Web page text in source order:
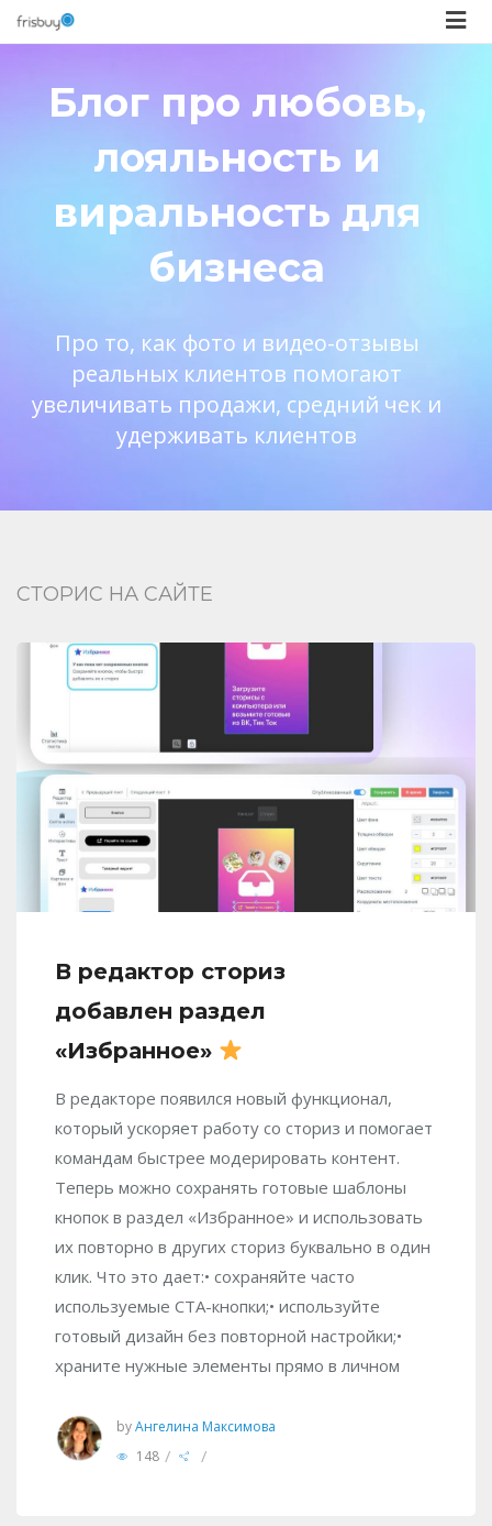
Блог про любовь,
лояльность и
виральность для
бизнеса
Про то, как фото и видео-отзывы
реальных клиентов помогают
увеличивать продажи, средний чек и
удерживать клиентов
СТОРИС НА САЙТЕ
В редактор сториз
добавлен раздел
«Избранное»
В редакторе появился новый функционал,
который ускоряет работу со сториз и помогает
командам быстрее модерировать контент.
Теперь можно сохранять готовые шаблоны
кнопок в раздел «Избранное» и использовать
их повторно в других сториз буквально в один
клик. Что это дает:• сохраняйте часто
используемые CTA-кнопки;• используйте
готовый дизайн без повторной настройки;•
храните нужные элементы прямо в личном
byАнгелина Максимова
148 / /